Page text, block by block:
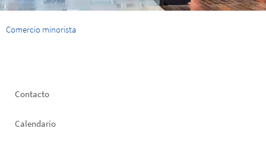
Comercio minorista
Footer
Contacto
Calendario